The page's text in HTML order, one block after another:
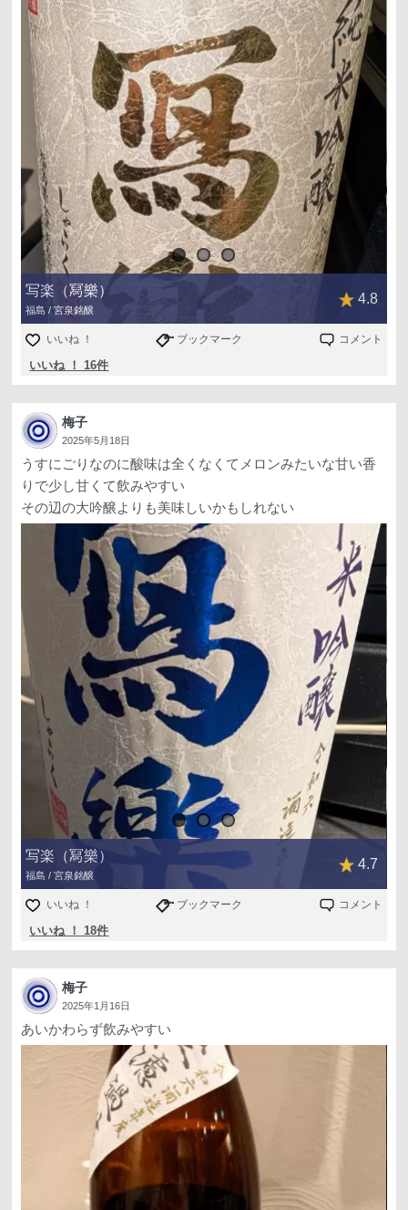
写楽（冩樂）
福島 / 宮泉銘醸
4.8
いいね ！ ブックマーク コメント
いいね ！ 16件
梅子
2025年5月18日
うすにごりなのに酸味は全くなくてメロンみたいな甘い香
りで少し甘くて飲みやすい
その辺の大吟醸よりも美味しいかもしれない
写楽（冩樂）
福島 / 宮泉銘醸
4.7
いいね ！ ブックマーク コメント
いいね ！ 18件
梅子
2025年1月16日
あいかわらず飲みやすい